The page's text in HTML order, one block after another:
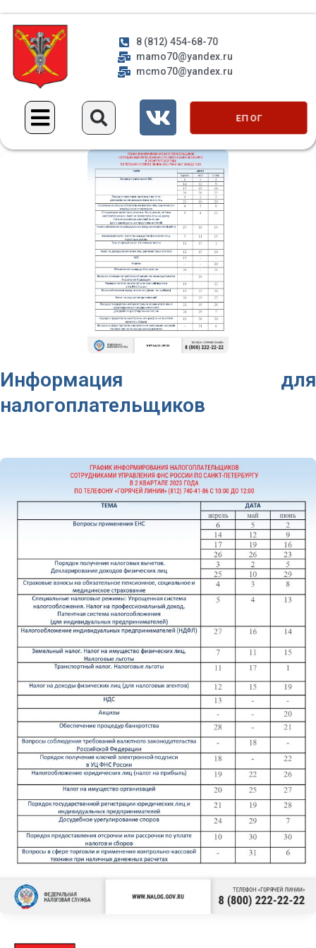
8 (812) 454-68-70
mamo70@yandex.ru
mcmo70@yandex.ru
ЕП ОГ
Информация для
налогоплательщиков